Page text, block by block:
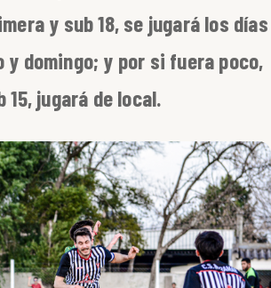
y sub 18, se jugará los días
y domingo; y por si fuera poco,
15, jugará de local.